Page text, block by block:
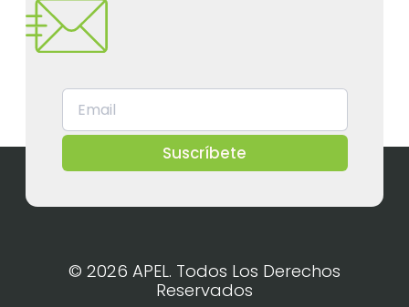
Suscríbete
© 2026 APEL. Todos Los Derechos
Reservados